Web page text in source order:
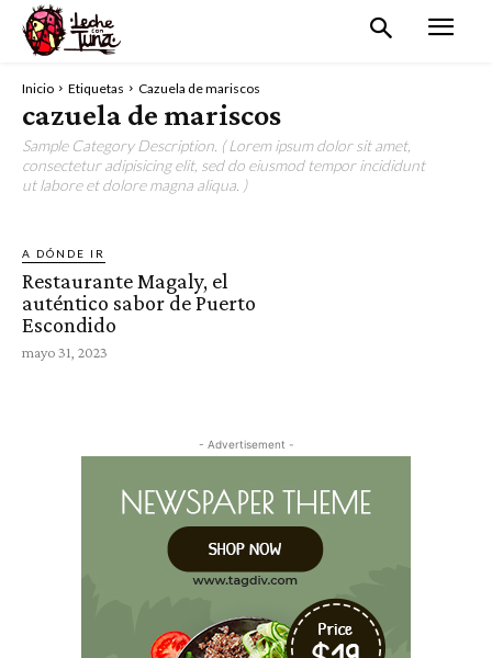
Inicio Etiquetas Cazuela de mariscos
cazuela de mariscos
Sample Category Description. ( Lorem ipsum dolor sit amet,
consectetur adipisicing elit, sed do eiusmod tempor incididunt
ut labore et dolore magna aliqua. )
A DÓNDE IR
Restaurante Magaly, el
auténtico sabor de Puerto
Escondido
mayo 31, 2023
- Advertisement -